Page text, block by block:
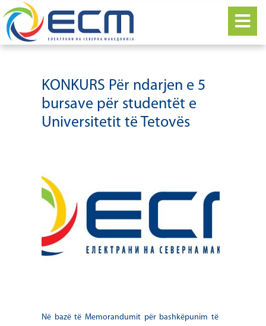
KONKURS Për ndarjen e 5
bursave për studentët e
Universitetit të Tetovës
Në bazë të Memorandumit për bashkëpunim të